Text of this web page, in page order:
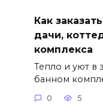
Как
дачи,
комплекса
Тепло и уют в
банном
0 5